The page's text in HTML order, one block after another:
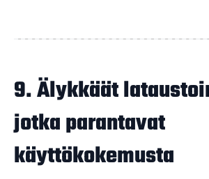
9. Älykkäät
jotka parantavat
käyttökokemusta